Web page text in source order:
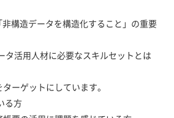
構造データを構造化すること」の重要
タ活用人材に必要なスキルセットとは
ーゲットにしています。
る方